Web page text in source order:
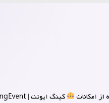
از امکانات کینگ ایونت | KingEvent